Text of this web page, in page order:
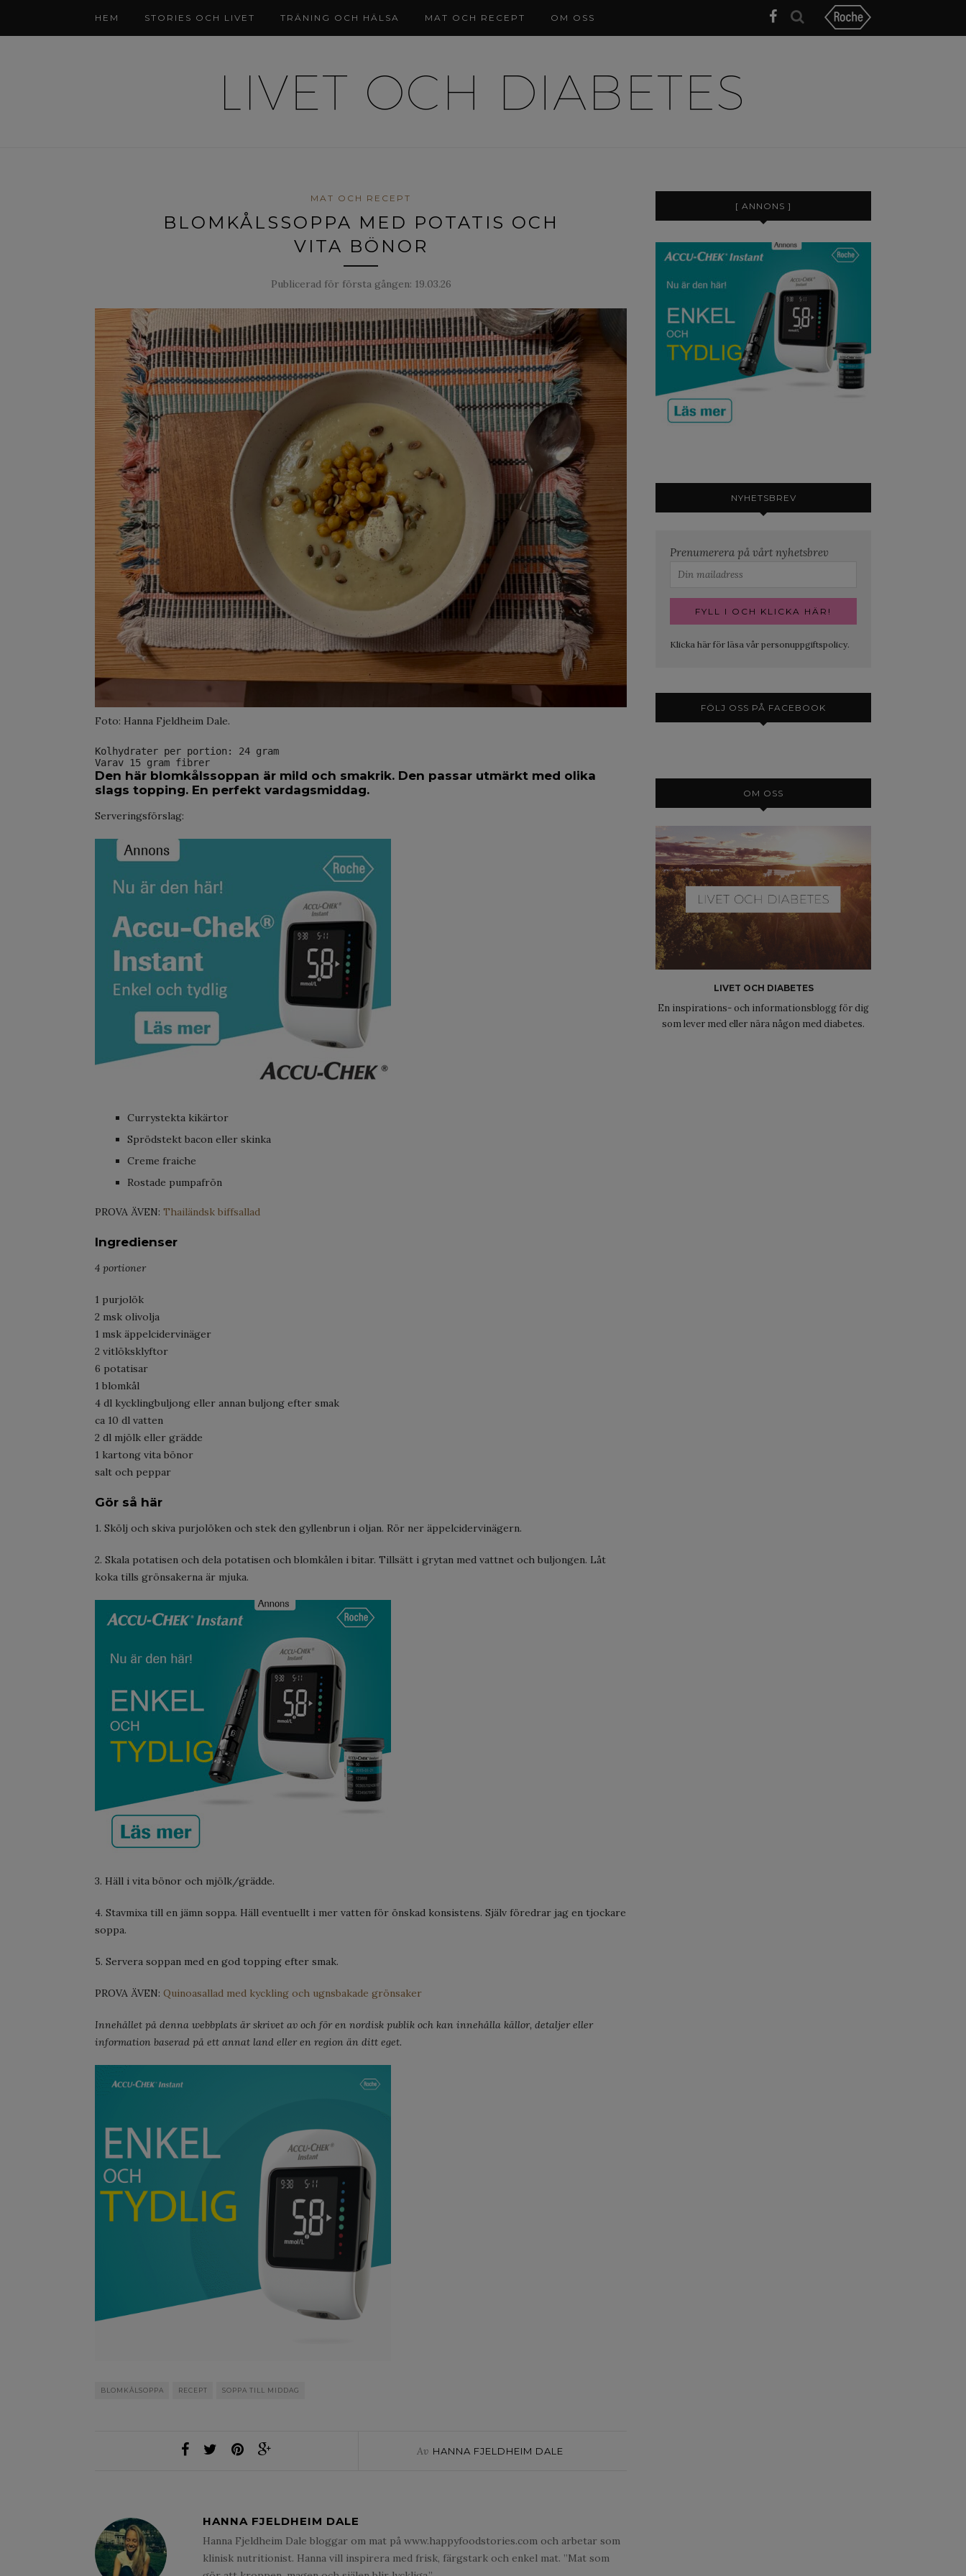
HEM STORIES OCH LIVET TRÄNING OCH HÄLSA MAT OCH RECEPT OM OSS
MAT OCH RECEPT
BLOMKÅLSSOPPA MED POTATIS OCH
VITA BÖNOR
Publicerad för första gången: 19.03.26
Foto: Hanna Fjeldheim Dale.
Kolhydrater per portion: 24 gram
Varav 15 gram fibrer
Den här blomkålssoppan är mild och smakrik. Den passar utmärkt med olika
slags topping. En perfekt vardagsmiddag.
Serveringsförslag:
Currystekta kikärtor
Sprödstekt bacon eller skinka
Creme fraiche
Rostade pumpafrön
PROVA ÄVEN: Thailändsk biffsallad
Ingredienser
4 portioner
1 purjolök
2 msk olivolja
1 msk äppelcidervinäger
2 vitlöksklyftor
6 potatisar
1 blomkål
4 dl kycklingbuljong eller annan buljong efter smak
ca 10 dl vatten
2 dl mjölk eller grädde
1 kartong vita bönor
salt och peppar
Gör så här
1. Skölj och skiva purjolöken och stek den gyllenbrun i oljan. Rör ner äppelcidervinägern.
2. Skala potatisen och dela potatisen och blomkålen i bitar. Tillsätt i grytan med vattnet och buljongen. Låt
koka tills grönsakerna är mjuka.
3. Häll i vita bönor och mjölk/grädde.
4. Stavmixa till en jämn soppa. Häll eventuellt i mer vatten för önskad konsistens. Själv föredrar jag en tjockare
soppa.
5. Servera soppan med en god topping efter smak.
PROVA ÄVEN: Quinoasallad med kyckling och ugnsbakade grönsaker
Innehållet på denna webbplats är skrivet av och för en nordisk publik och kan innehålla källor, detaljer eller
information baserad på ett annat land eller en region än ditt eget.
BLOMKÅLSOPPA RECEPT SOPPA TILL MIDDAG
Av HANNA FJELDHEIM DALE
HANNA FJELDHEIM DALE
Hanna Fjeldheim Dale bloggar om mat på www.happyfoodstories.com och arbetar som
klinisk nutritionist. Hanna vill inspirera med frisk, färgstark och enkel mat. ”Mat som
[ ANNONS ]
NYHETSBREV
Prenumerera på vårt nyhetsbrev
Klicka här för läsa vår personuppgiftspolicy.
FÖLJ OSS PÅ FACEBOOK
OM OSS
LIVET OCH DIABETES
En inspirations- och informationsblogg för dig
som lever med eller nära någon med diabetes.